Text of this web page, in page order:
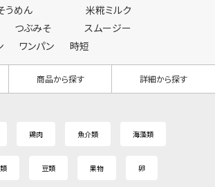
うめん
米糀ミルク
つぶみそ
スムージー
ワンパン 時短
商品から探す 詳細から探す
鶏肉 魚介類 海藻類
豆類 果物 卵